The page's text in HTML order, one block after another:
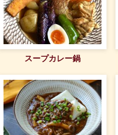
スープカレー鍋